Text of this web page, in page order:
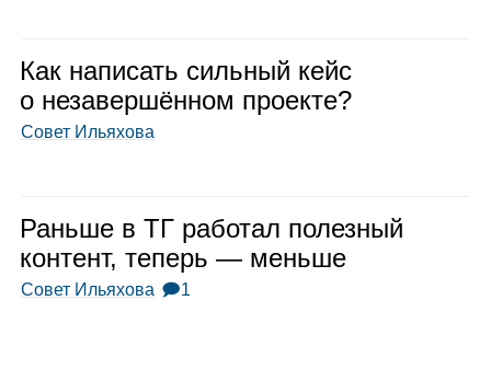
Как напи­сать силь­ный кейс
о неза­вер­шён­ном про­екте?
Совет Ильяхова
Раньше в ТГ рабо­тал полез­ный
кон­тент, теперь — меньше
Совет Ильяхова 🗩1